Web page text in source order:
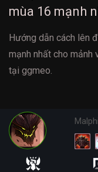
mùa 16 mạnh
Hướng dẫn cách lên
mạnh nhất cho mảnh
tại ggmeo.